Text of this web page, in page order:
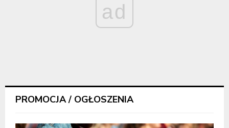
ad
PROMOCJA / OGŁOSZENIA